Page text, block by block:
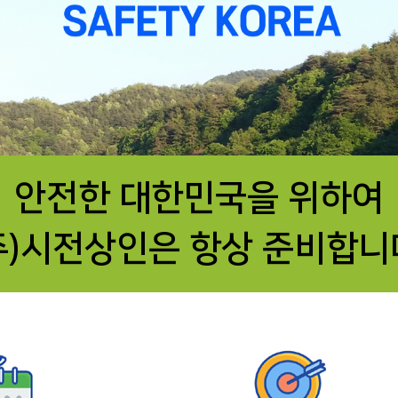
안전한 대한민국을 위하여
시전상인은 항상 준비합